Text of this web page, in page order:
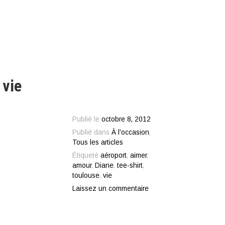
Publié leoctobre 8, 2012
Publié dansÀ l'occasion,
Tous les articles
Étiquetéaéroport,aimer,
amour, Diane,tee-shirt,
toulouse,vie
Laissez un commentaire